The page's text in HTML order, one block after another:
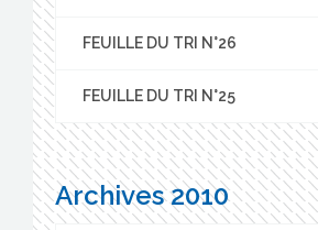
FEUILLE DU TRI N°26
FEUILLE DU TRI N°25
Archives 2010